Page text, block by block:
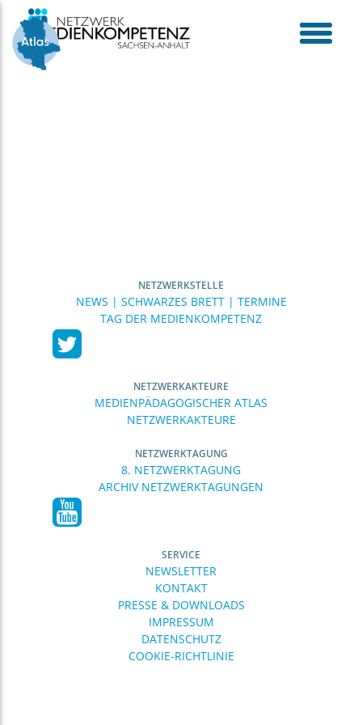
toggle
menu
Skip
content
NETZWERKSTELLE
NEWS | SCHWARZES BRETT | TERMINE
TAG DER MEDIENKOMPETENZ
NETZWERKAKTEURE
MEDIENPÄDAGOGISCHER ATLAS
NETZWERKAKTEURE
NETZWERKTAGUNG
8. NETZWERKTAGUNG
ARCHIV NETZWERKTAGUNGEN
SERVICE
NEWSLETTER
KONTAKT
PRESSE & DOWNLOADS
IMPRESSUM
DATENSCHUTZ
COOKIE-RICHTLINIE